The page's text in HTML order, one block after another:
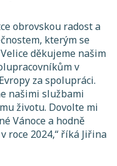
obrovskou radost a
kterým se
děkujeme našim
v
za spolupráci.
našimi službami
životu. Dovolte mi
Vánoce a hodně
roce 2024,“ říká Jiřina